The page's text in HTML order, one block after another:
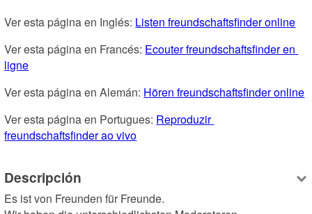
Ver esta página en Inglés: Listen freundschaftsfinder online
Ver esta página en Francés: Ecouter freundschaftsfinder en
ligne
Ver esta página en Alemán: Hören freundschaftsfinder online
Ver esta página en Portugues: Reproduzir
freundschaftsfinder ao vivo
Descripción
Es ist von Freunden für Freunde.